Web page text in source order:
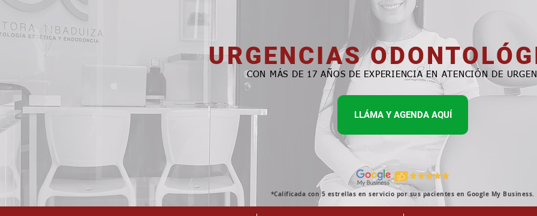
URGENCIAS
CON MÁS DE 17 AÑOS DE EXPERIENCIA EN ATENCIÓN DE
LLÁMA Y AGENDA AQUÍ
*Calificada con 5 estrellas en servicio por sus pacientes en Google My Business.